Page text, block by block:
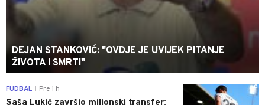
DEJAN STANKOVIĆ: "OVDJE JE UVIJEK PITANJE
ŽIVOTA I SMRTI"
0
FUDBAL Pre 1 h